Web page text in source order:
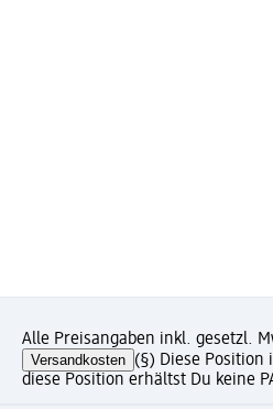
Alle Preisangaben inkl. gesetzl.
Versandkosten (§) Diese
diese Position erhältst Du keine